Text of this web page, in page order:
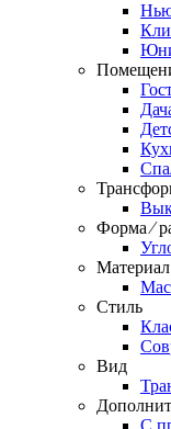
Форма ⁄
Материал
Стиль
Вид